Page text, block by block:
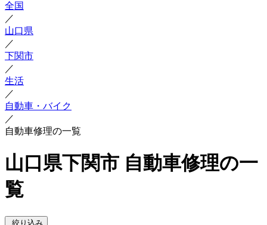
全国
／
山口県
／
下関市
／
生活
／
自動車・バイク
／
自動車修理の一覧
山口県下関市 自動車修理の一
覧
絞り込み